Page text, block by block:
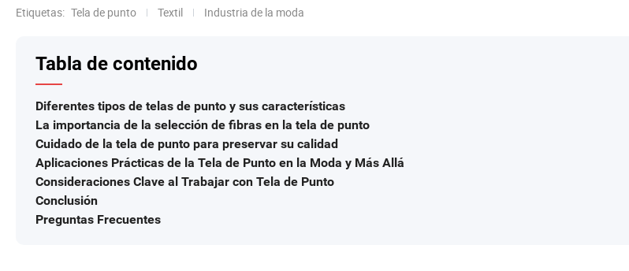
Etiquetas: Tela de punto Textil Industria de la moda
Tabla de contenido
Diferentes tipos de telas de punto y sus características
La importancia de la selección de fibras en la tela de punto
Cuidado de la tela de punto para preservar su calidad
Aplicaciones Prácticas de la Tela de Punto en la Moda y Más Allá
Consideraciones Clave al Trabajar con Tela de Punto
Conclusión
Preguntas Frecuentes